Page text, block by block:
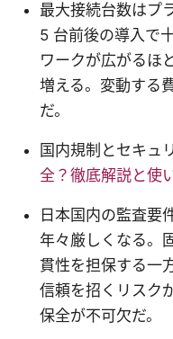
最大接続台数はプ
5 台前後の導入で
ワークが広がるほ
増える。変動する
だ。
国内規制とセキュ
全？徹底解説と使
日本国内の監査要
年々厳しくなる。
貫性を担保する一
信頼を招くリスク
保全が不可欠だ。